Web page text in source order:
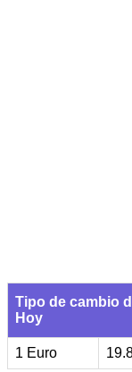
Tipo de cambio
Hoy
1 Euro